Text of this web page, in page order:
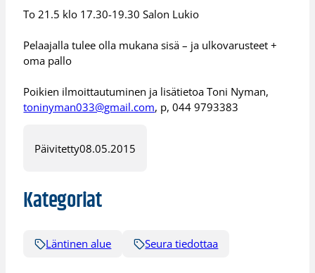
To 21.5 klo 17.30-19.30 Salon Lukio
Pelaajalla tulee olla mukana sisä – ja ulkovarusteet +
oma pallo
Poikien ilmoittautuminen ja lisätietoa Toni Nyman,
toninyman033@gmail.com, p, 044 9793383
Päivitetty08.05.2015
Kategoriat
Läntinen alue Seura tiedottaa